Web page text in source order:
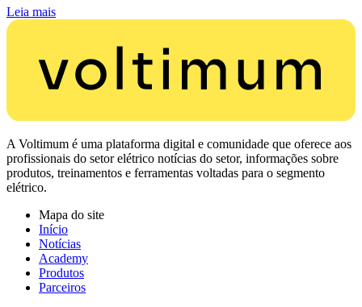
Leia mais
A Voltimum é uma plataforma digital e comunidade que oferece aos
profissionais do setor elétrico notícias do setor, informações sobre
produtos, treinamentos e ferramentas voltadas para o segmento
elétrico.
Mapa do site
Início
Notícias
Academy
Produtos
Parceiros